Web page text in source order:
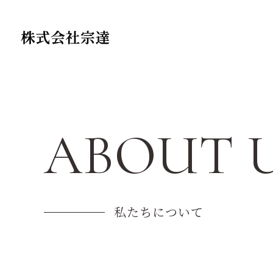
ABOUT
私たちについて